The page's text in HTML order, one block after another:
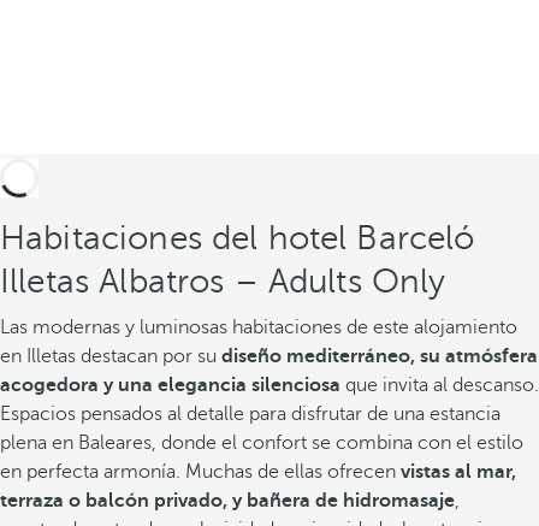
Habitaciones del hotel Barceló
Illetas Albatros – Adults Only
Las modernas y luminosas habitaciones de este alojamiento
en Illetas destacan por su diseño mediterráneo, su atmósfera
acogedora y una elegancia silenciosa que invita al descanso.
Espacios pensados al detalle para disfrutar de una estancia
plena en Baleares, donde el confort se combina con el estilo
en perfecta armonía. Muchas de ellas ofrecen vistas al mar,
terraza o balcón privado, y bañera de hidromasaje,